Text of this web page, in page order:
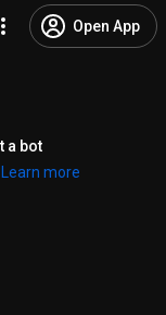
Open App
a bot
Learn more